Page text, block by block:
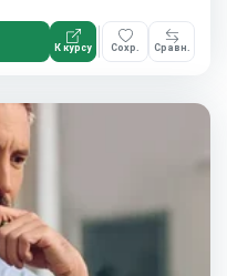
К курсу Сохр. Сравн.